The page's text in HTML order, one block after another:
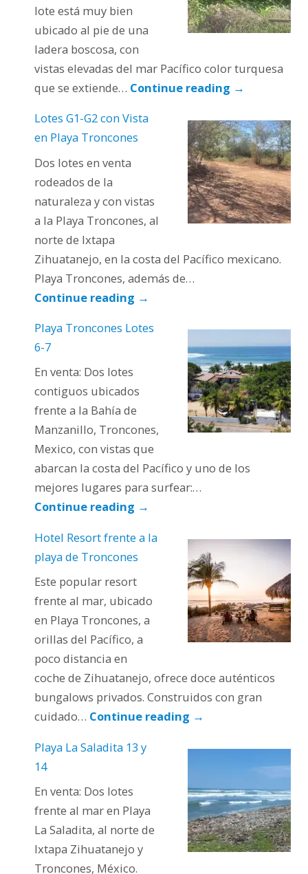
lote está muy bien
ubicado al pie de una
ladera boscosa, con
vistas elevadas del mar Pacífico color turquesa
que se extiende… Continue reading →
Lotes G1-G2 con Vista
en Playa Troncones
Dos lotes en venta
rodeados de la
naturaleza y con vistas
a la Playa Troncones, al
norte de Ixtapa
Zihuatanejo, en la costa del Pacífico mexicano.
Playa Troncones, además de…
Continue reading →
Playa Troncones Lotes
6-7
En venta: Dos lotes
contiguos ubicados
frente a la Bahía de
Manzanillo, Troncones,
Mexico, con vistas que
abarcan la costa del Pacífico y uno de los
mejores lugares para surfear:…
Continue reading →
Hotel Resort frente a la
playa de Troncones
Este popular resort
frente al mar, ubicado
en Playa Troncones, a
orillas del Pacífico, a
poco distancia en
coche de Zihuatanejo, ofrece doce auténticos
bungalows privados. Construidos con gran
cuidado… Continue reading →
Playa La Saladita 13 y
14
En venta: Dos lotes
frente al mar en Playa
La Saladita, al norte de
Ixtapa Zihuatanejo y
Troncones, México.